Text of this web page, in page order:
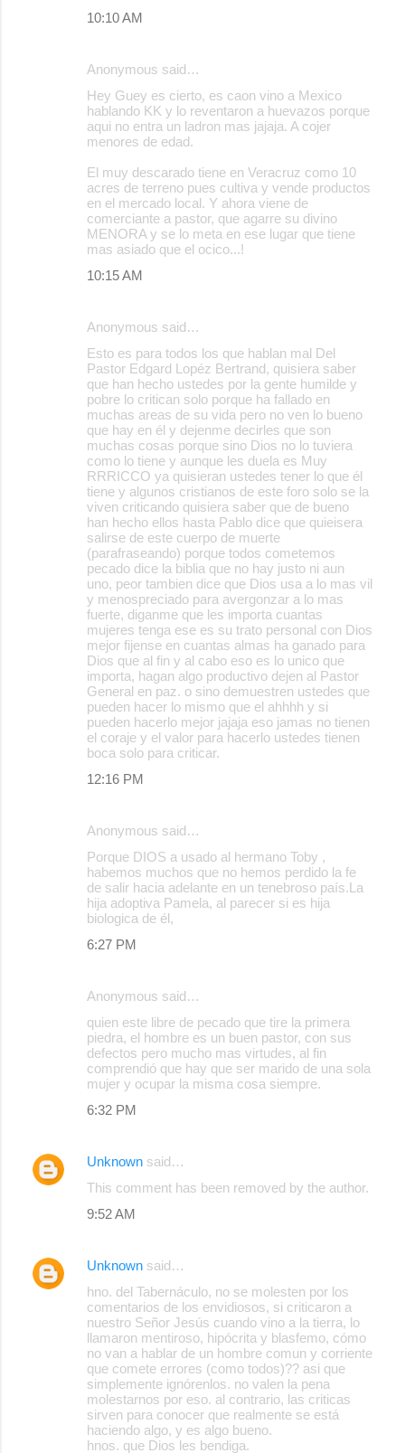
10:10 AM
Anonymous said…
Hey Guey es cierto, es caon vino a Mexico
hablando KK y lo reventaron a huevazos porque
aqui no entra un ladron mas jajaja. A cojer
menores de edad.
El muy descarado tiene en Veracruz como 10
acres de terreno pues cultiva y vende productos
en el mercado local. Y ahora viene de
comerciante a pastor, que agarre su divino
MENORA y se lo meta en ese lugar que tiene
mas asiado que el ocico...!
10:15 AM
Anonymous said…
Esto es para todos los que hablan mal Del
Pastor Edgard Lopéz Bertrand, quisiera saber
que han hecho ustedes por la gente humilde y
pobre lo critican solo porque ha fallado en
muchas areas de su vida pero no ven lo bueno
que hay en él y dejenme decirles que son
muchas cosas porque sino Dios no lo tuviera
como lo tiene y aunque les duela es Muy
RRRICCO ya quisieran ustedes tener lo que él
tiene y algunos cristianos de este foro solo se la
viven criticando quisiera saber que de bueno
han hecho ellos hasta Pablo dice que quieisera
salirse de este cuerpo de muerte
(parafraseando) porque todos cometemos
pecado dice la biblia que no hay justo ni aun
uno, peor tambien dice que Dios usa a lo mas vil
y menospreciado para avergonzar a lo mas
fuerte, diganme que les importa cuantas
mujeres tenga ese es su trato personal con Dios
mejor fijense en cuantas almas ha ganado para
Dios que al fin y al cabo eso es lo unico que
importa, hagan algo productivo dejen al Pastor
General en paz. o sino demuestren ustedes que
pueden hacer lo mismo que el ahhhh y si
pueden hacerlo mejor jajaja eso jamas no tienen
el coraje y el valor para hacerlo ustedes tienen
boca solo para criticar.
12:16 PM
Anonymous said…
Porque DIOS a usado al hermano Toby ,
habemos muchos que no hemos perdido la fe
de salir hacia adelante en un tenebroso país.La
hija adoptiva Pamela, al parecer si es hija
biologica de él,
6:27 PM
Anonymous said…
quien este libre de pecado que tire la primera
piedra, el hombre es un buen pastor, con sus
defectos pero mucho mas virtudes, al fin
comprendió que hay que ser marido de una sola
mujer y ocupar la misma cosa siempre.
6:32 PM
Unknown said…
This comment has been removed by the author.
9:52 AM
Unknown said…
hno. del Tabernáculo, no se molesten por los
comentarios de los envidiosos, si criticaron a
nuestro Señor Jesús cuando vino a la tierra, lo
llamaron mentiroso, hipócrita y blasfemo, cómo
no van a hablar de un hombre comun y corriente
que comete errores (como todos)?? asi que
simplemente ignórenlos. no valen la pena
molestarnos por eso. al contrario, las criticas
sirven para conocer que realmente se está
haciendo algo, y es algo bueno.
hnos. que Dios les bendiga.